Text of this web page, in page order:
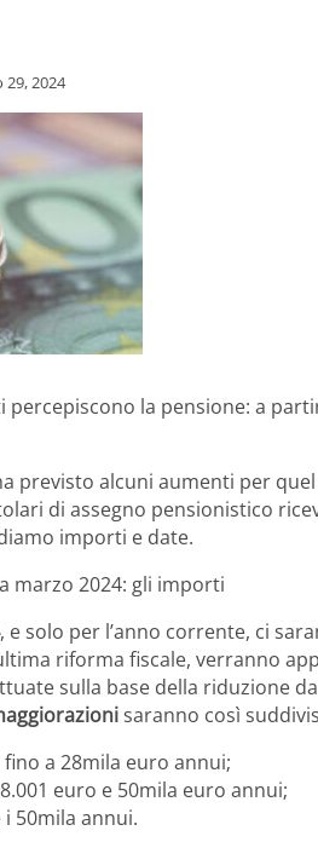
29, 2024
la pensione: a
previsto alcuni aumenti per
di assegno pensionistico
importi e date.
marzo 2024: gli importi
, e solo per l’anno corrente, ci
riforma fiscale, verranno
sulla base della riduzione
saranno così
a 28mila euro annui;
euro e 50mila euro annui;
50mila annui.